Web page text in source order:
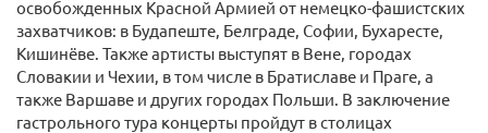
освобожденных Красной Армией от немецко-фашистских
захватчиков: в Будапеште, Белграде, Софии, Бухаресте,
Кишинёве. Также артисты выступят в Вене, городах
Словакии и Чехии, в том числе в Братиславе и Праге, а
также Варшаве и других городах Польши. В заключение
гастрольного тура концерты пройдут в столицах